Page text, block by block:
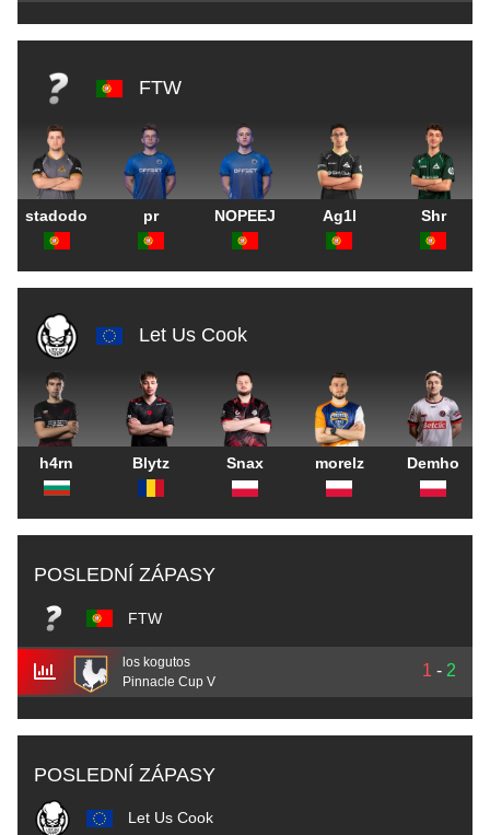
FTW
stadodo pr NOPEEJ Ag1l Shr
Let Us Cook
h4rn Blytz Snax morelz Demho
POSLEDNÍ ZÁPASY
FTW
los kogutos
Pinnacle Cup V
1 - 2
POSLEDNÍ ZÁPASY
Let Us Cook